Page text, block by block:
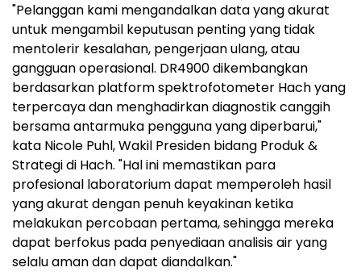
"Pelanggan kami mengandalkan data yang akurat
untuk mengambil keputusan penting yang tidak
mentolerir kesalahan, pengerjaan ulang, atau
gangguan operasional. DR4900 dikembangkan
berdasarkan platform spektrofotometer Hach yang
terpercaya dan menghadirkan diagnostik canggih
bersama antarmuka pengguna yang diperbarui,"
kata Nicole Puhl, Wakil Presiden bidang Produk &
Strategi di Hach. "Hal ini memastikan para
profesional laboratorium dapat memperoleh hasil
yang akurat dengan penuh keyakinan ketika
melakukan percobaan pertama, sehingga mereka
dapat berfokus pada penyediaan analisis air yang
selalu aman dan dapat diandalkan."